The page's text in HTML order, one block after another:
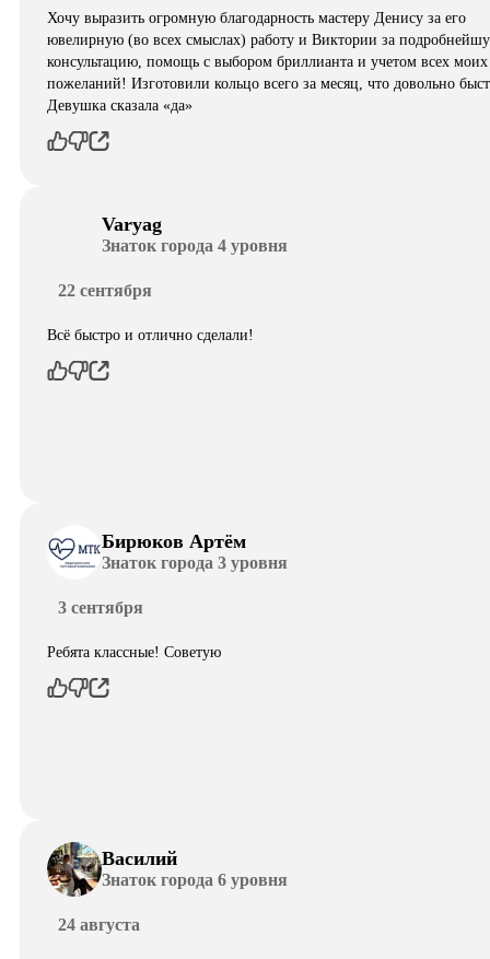
Хочу выразить огромную благодарность мастеру Денису за его
ювелирную (во всех смыслах) работу и Виктории за
консультацию, помощь с выбором бриллианта и учетом всех моих
пожеланий! Изготовили кольцо всего за месяц, что довольно
Девушка сказала «да»
Varyag
Знаток города 4 уровня
22 сентября
Всё быстро и отлично сделали!
Бирюков Артём
Знаток города 3 уровня
3 сентября
Ребята классные! Советую
Василий
Знаток города 6 уровня
24 августа